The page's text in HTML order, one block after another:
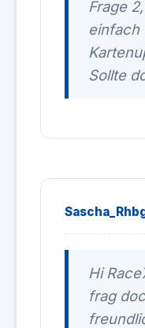
Frage
einfach
Sollte
Hi
frag